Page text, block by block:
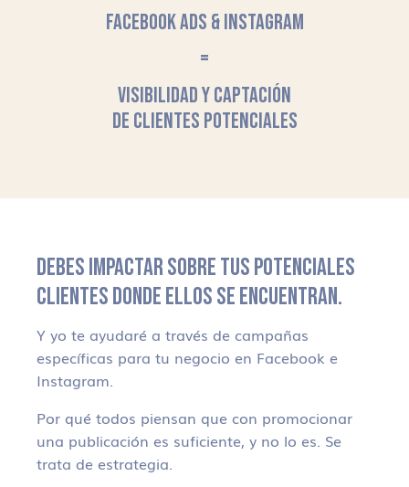
FACEBOOK ADS & INSTAGRAM
=
VISIBILIDAD Y CAPTACIÓN
DE CLIENTES POTENCIALES
DEBES IMPACTAR SOBRE TUS POTENCIALES
CLIENTES DONDE ELLOS SE ENCUENTRAN.
Y yo te ayudaré a través de campañas
específicas para tu negocio en Facebook e
Instagram.
Por qué todos piensan que con promocionar
una publicación es suficiente, y no lo es. Se
trata de estrategia.